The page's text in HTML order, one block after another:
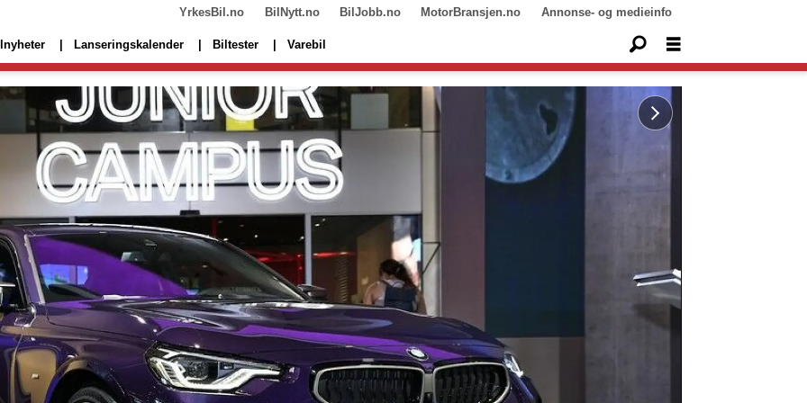
YrkesBil.no BilNytt.no BilJobb.no MotorBransjen.no Annonse- og medieinfo
Lanseringskalender Biltester Varebil